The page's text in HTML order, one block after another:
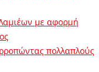
με αφορμή
πολλαπλούς